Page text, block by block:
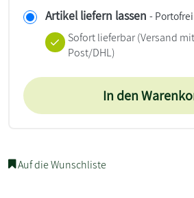
Artikel liefern lassen - Portofrei
Sofort lieferbar(Versand
Post/DHL)
In den
Auf die Wunschliste